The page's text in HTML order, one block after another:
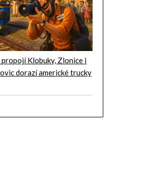
Klobuky, Zlonice i
dorazí americké trucky